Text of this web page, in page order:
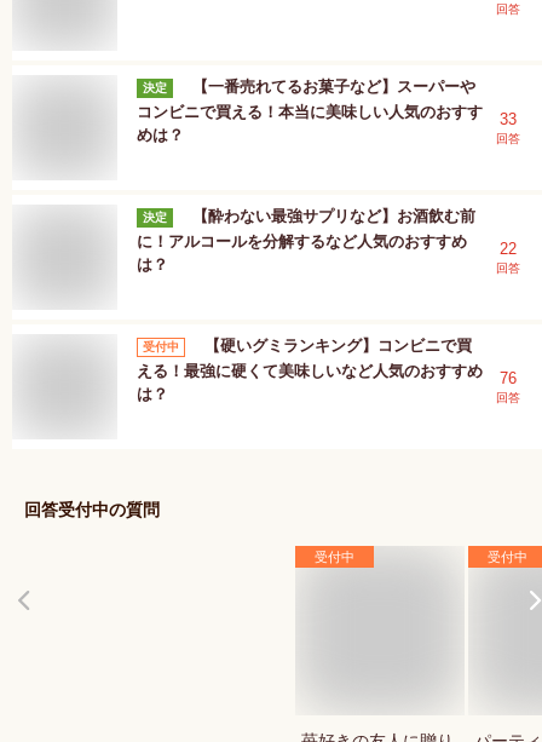
回答
決定
【一番売れてるお菓子など】スーパーや
コンビニで買える！本当に美味しい人気のおすす
めは？
33
回答
決定
【酔わない最強サプリなど】お酒飲む前
に！アルコールを分解するなど人気のおすすめ
は？
22
回答
受付中
【硬いグミランキング】コンビニで買
える！最強に硬くて美味しいなど人気のおすすめ
は？
76
回答
回答受付中の質問
受付中 受付中